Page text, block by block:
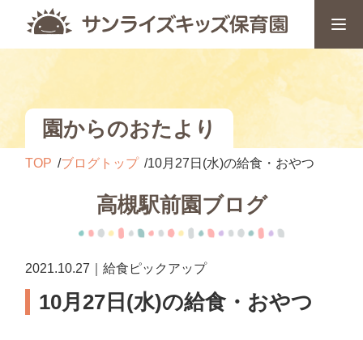
園からのおたより
TOP ブログトップ 10月27日(水)の給食・おやつ
高槻駅前園ブログ
2021.10.27｜給食ピックアップ
10月27日(水)の給食・おやつ